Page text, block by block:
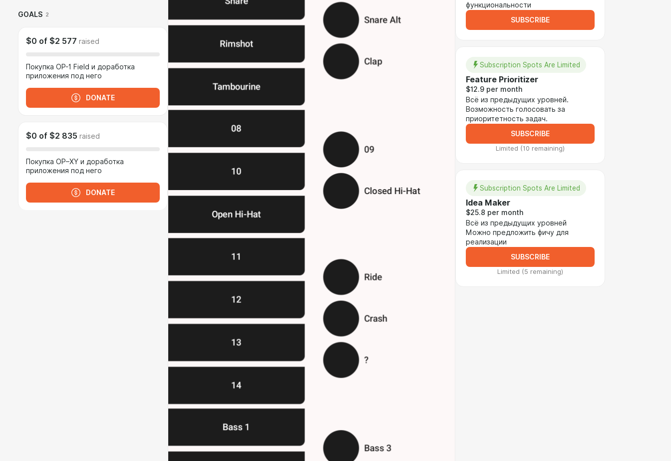
GOALS 2
$0 of $2 577 raised
Покупка OP-1 Field и доработка
приложения под него
DONATE
$0 of $2 835 raised
Покупка OP–XY и доработка
приложения под него
DONATE
функциональности
SUBSCRIBE
Subscription Spots Are Limited
Feature Prioritizer
$12.9 per month
Всё из предыдущих уровней.
Возможность голосовать за
приоритетность задач.
SUBSCRIBE
Limited (10 remaining)
Subscription Spots Are Limited
Idea Maker
$25.8 per month
Всё из предыдущих уровней
Можно предложить фичу для
реализации
SUBSCRIBE
Limited (5 remaining)